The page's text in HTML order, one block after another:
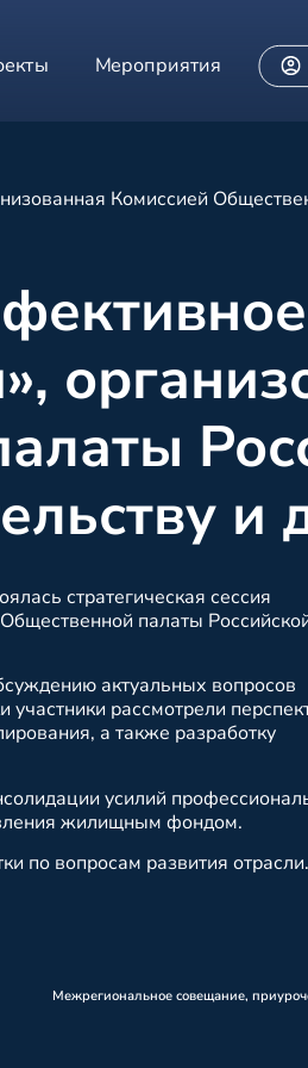
Мероприятия
Комиссией
и
стратегическая сессия
палаты
актуальных вопросов
рассмотрели
а также разработку
усилий
жилищным фондом.
по вопросам развития отрасли.